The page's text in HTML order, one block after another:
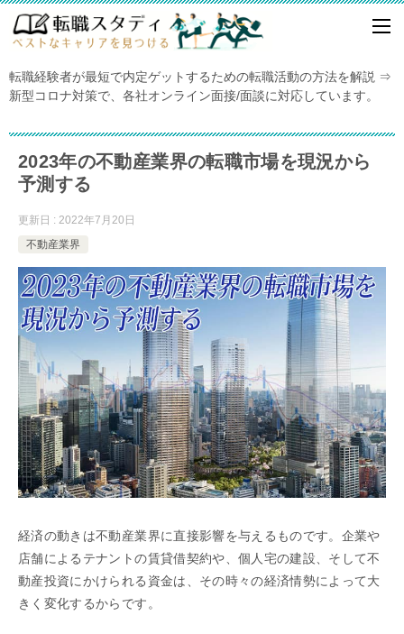
転職経験者が最短で内定ゲットするための転職活動の方法を解説 ⇒
新型コロナ対策で、各社オンライン面接/面談に対応しています。
2023年の不動産業界の転職市場を現況から
予測する
更新日 : 2022年7月20日
不動産業界
経済の動きは不動産業界に直接影響を与えるものです。企業や
店舗によるテナントの賃貸借契約や、個人宅の建設、そして不
動産投資にかけられる資金は、その時々の経済情勢によって大
きく変化するからです。